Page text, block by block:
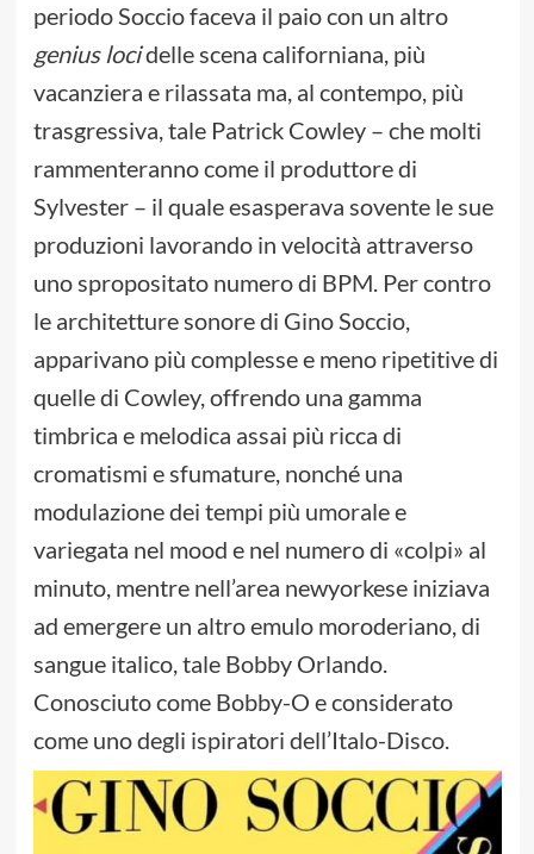
periodo Soccio faceva il paio con un altro
genius locidelle scena californiana, più
vacanziera e rilassata ma, al contempo, più
trasgressiva, tale Patrick Cowley – che molti
rammenteranno come il produttore di
Sylvester – il quale esasperava sovente le sue
produzioni lavorando in velocità attraverso
uno spropositato numero di BPM. Per contro
le architetture sonore di Gino Soccio,
apparivano più complesse e meno ripetitive di
quelle di Cowley, offrendo una gamma
timbrica e melodica assai più ricca di
cromatismi e sfumature, nonché una
modulazione dei tempi più umorale e
variegata nel mood e nel numero di «colpi» al
minuto, mentre nell’area newyorkese iniziava
ad emergere un altro emulo moroderiano, di
sangue italico, tale Bobby Orlando.
Conosciuto come Bobby-O e considerato
come uno degli ispiratori dell’Italo-Disco.